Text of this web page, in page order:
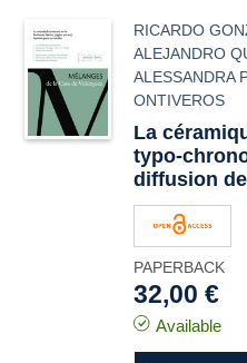
RICARDO
ALEJANDRO
ALESSANDRA
ONTIVEROS
La
typo-
diffusion
PAPERBACK
32,00 €
Available